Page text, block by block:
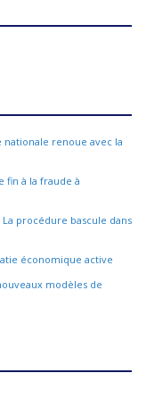
nationale renoue avec la
fin à la fraude à
procédure bascule dans
économique active
modèles de